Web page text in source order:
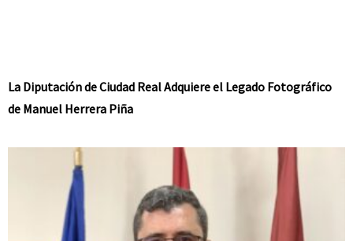
La Diputación de Ciudad Real Adquiere el Legado Fotográfico
de Manuel Herrera Piña